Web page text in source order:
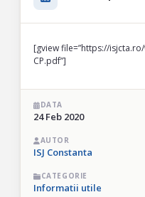
[gview file=”https://
CP.pdf”]
DATA
24 Feb 2020
AUTOR
ISJ Constanta
CATEGORIE
Informatii utile